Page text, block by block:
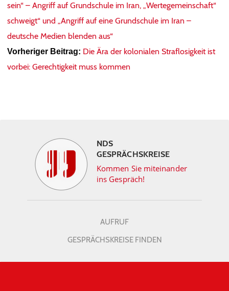
sein“ – Angriff auf Grundschule im Iran, „Wertegemeinschaft“
schweigt“ und „Angriff auf eine Grundschule im Iran –
deutsche Medien blenden aus“
Vorheriger Beitrag: Die Ära der kolonialen Straflosigkeit ist
vorbei: Gerechtigkeit muss kommen
NDS
GESPRÄCHSKREISE
Kommen Sie miteinander
ins Gespräch!
AUFRUF
GESPRÄCHSKREISE FINDEN